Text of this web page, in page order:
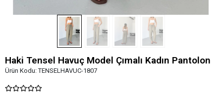
Haki Tensel Havuç Model Çımalı Kadın Pantolon
Ürün Kodu:TENSELHAVUC-1807